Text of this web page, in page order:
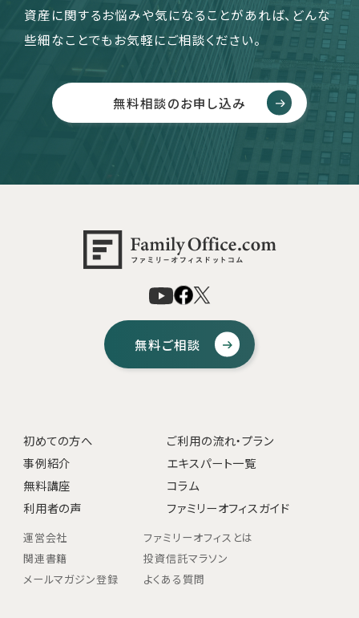
資産に関するお悩みや気になることがあれば、どんな
些細なことでもお気軽にご相談ください。
無料相談のお申し込み
無料ご相談
初めての方へ
ご利用の流れ・プラン
事例紹介
エキスパート一覧
無料講座
コラム
利用者の声
ファミリーオフィスガイド
運営会社
ファミリーオフィスとは
関連書籍
投資信託マラソン
メールマガジン登録
よくある質問